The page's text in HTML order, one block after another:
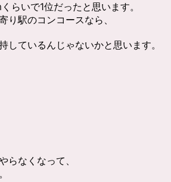
らいで1位だったと思います。
り駅のコンコースなら、
しているんじゃないかと思います。
らなくなって、